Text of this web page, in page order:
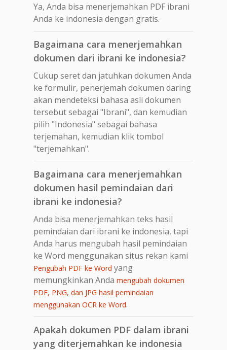
Ya, Anda bisa menerjemahkan PDF ibrani
Anda ke indonesia dengan gratis.
Bagaimana cara menerjemahkan
dokumen dari ibrani ke indonesia?
Cukup seret dan jatuhkan dokumen Anda
ke formulir, penerjemah dokumen daring
akan mendeteksi bahasa asli dokumen
tersebut sebagai "Ibrani", dan kemudian
pilih "Indonesia" sebagai bahasa
terjemahan, kemudian klik tombol
"terjemahkan".
Bagaimana cara menerjemahkan
dokumen hasil pemindaian dari
ibrani ke indonesia?
Anda bisa menerjemahkan teks hasil
pemindaian dari ibrani ke indonesia, tapi
Anda harus mengubah hasil pemindaian
ke Word menggunakan situs rekan kami
Pengubah PDF ke Word yang
memungkinkan Anda mengubah dokumen
PDF, PNG, dan JPG hasil pemindaian
menggunakan OCR ke Word.
Apakah dokumen PDF dalam ibrani
yang diterjemahkan ke indonesia